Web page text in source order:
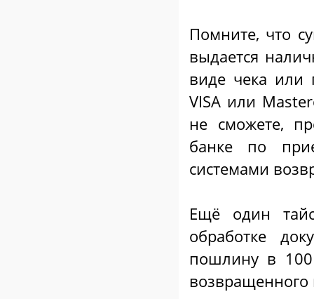
Помните, что
выдается
виде чека или
VISA или
не сможете,
банке по
системами
Ещё один
обработке
пошлину в
возвращенного